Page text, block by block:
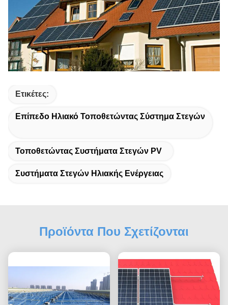
Ετικέτες:
Επίπεδο Ηλιακό Τοποθετώντας Σύστημα Στεγών
Τοποθετώντας Συστήματα Στεγών PV
Συστήματα Στεγών Ηλιακής Ενέργειας
Προϊόντα Που Σχετίζονται